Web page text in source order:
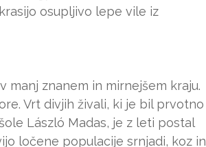
osupljivo lepe vile iz
manj znanem in mirnejšem kraju.
Vrt divjih živali, ki je bil prvotno
László Madas, je z leti postal
ločene populacije srnjadi, koz in